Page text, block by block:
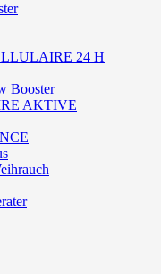
24 H
Booster
AKTIVE